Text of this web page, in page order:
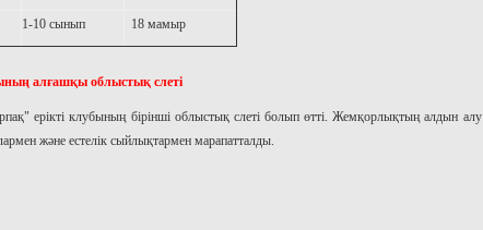
1-10 сынып 18 мамыр
алғашқы облыстық слеті
клубының бірінші облыстық слеті болып өтті. Жемқорлықтың алдын алу
және естелік сыйлықтармен марапатталды.